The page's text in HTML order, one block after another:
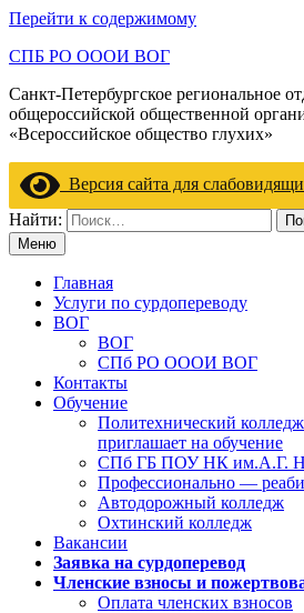
Перейти к содержимому
СПБ РО ОООИ ВОГ
Санкт-Петербургское региональное
общероссийской общественной
«Всероссийское общество глухих»
Версия сайта для
Найти:
Меню
Главная
Услуги по сурдопереводу
ВОГ
ВОГ
СПб РО ОООИ ВОГ
Контакты
Обучение
Политехнический колледж
приглашает на обучение
СПб ГБ ПОУ НК им.А.Г.
Профессионально —
Автодорожный колледж
Охтинский колледж
Вакансии
Заявка на сурдоперевод
Членские взносы и
Оплата членских взносов